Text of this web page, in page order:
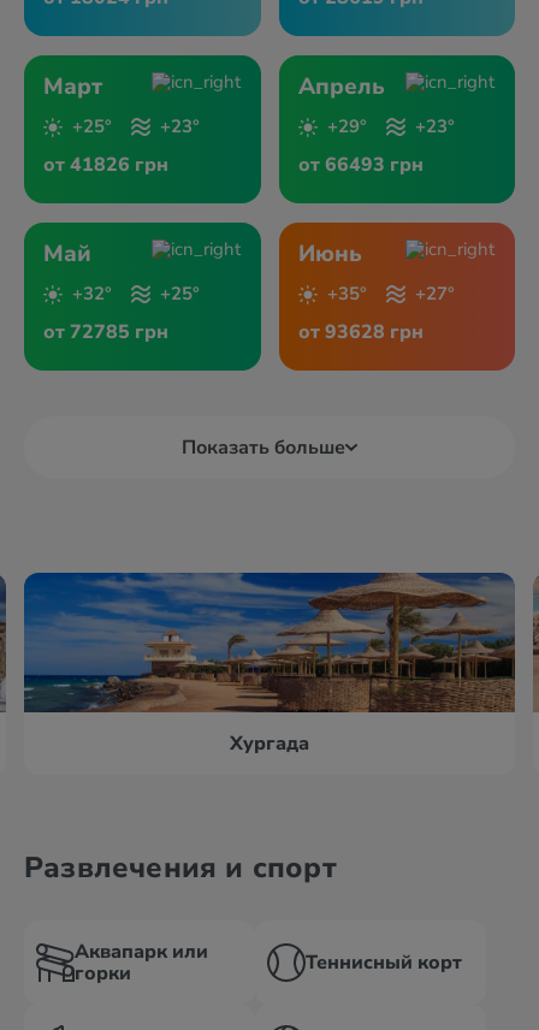
Март
+25° +23°
от 41826 грн
Апрель
+29° +23°
от 66493 грн
Май
+32° +25°
от 72785 грн
Июнь
+35° +27°
от 93628 грн
Показать больше
Хургада
Развлечения и спорт
Аквапарк или
горки
Теннисный корт